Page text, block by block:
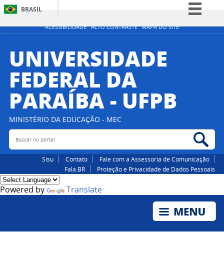
ACESSIBILIDADE ALTO CONTRASTE MAPA DO SITE
BRASIL
Simplifique!
Participe
Acesso à informação
Canais
UNIVERSIDADE
FEDERAL DA
PARAÍBA - UFPB
MINISTÉRIO DA EDUCAÇÃO - MEC
Buscar no portal
Sisu Contato
Fale com a Assessoria de Comunicação
Fala.BR
Proteção e Privacidade de Dados Pessoais
Powered by Translate